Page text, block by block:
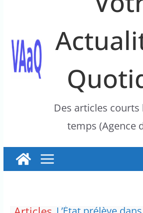
Des articles
temps (Agence